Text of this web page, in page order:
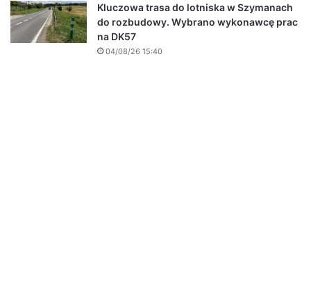
Kluczowa trasa do lotniska w Szymanach
do rozbudowy. Wybrano wykonawcę prac
na DK57
04/08/26 15:40